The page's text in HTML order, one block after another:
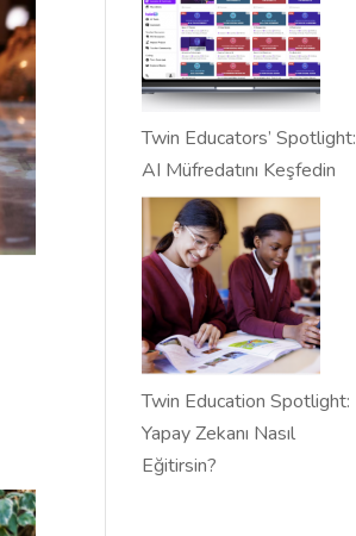
Twin Educators’ Spotlight:
AI Müfredatını Keşfedin
Twin Education Spotlight:
Yapay Zekanı Nasıl
Eğitirsin?